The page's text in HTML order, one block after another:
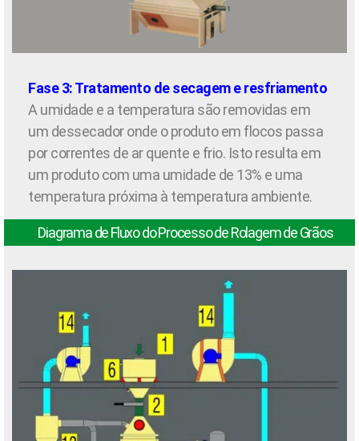
Fase 3: Tratamento de secagem e resfriamento
A umidade e a temperatura são removidas em
um dessecador onde o produto em flocos passa
por correntes de ar quente e frio. Isto resulta em
um produto com uma umidade de 13% e uma
temperatura próxima à temperatura ambiente.
Diagrama de Fluxo do Processo de Rolagem de Grãos